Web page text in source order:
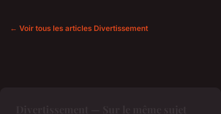
← Voir tous les articles Divertissement